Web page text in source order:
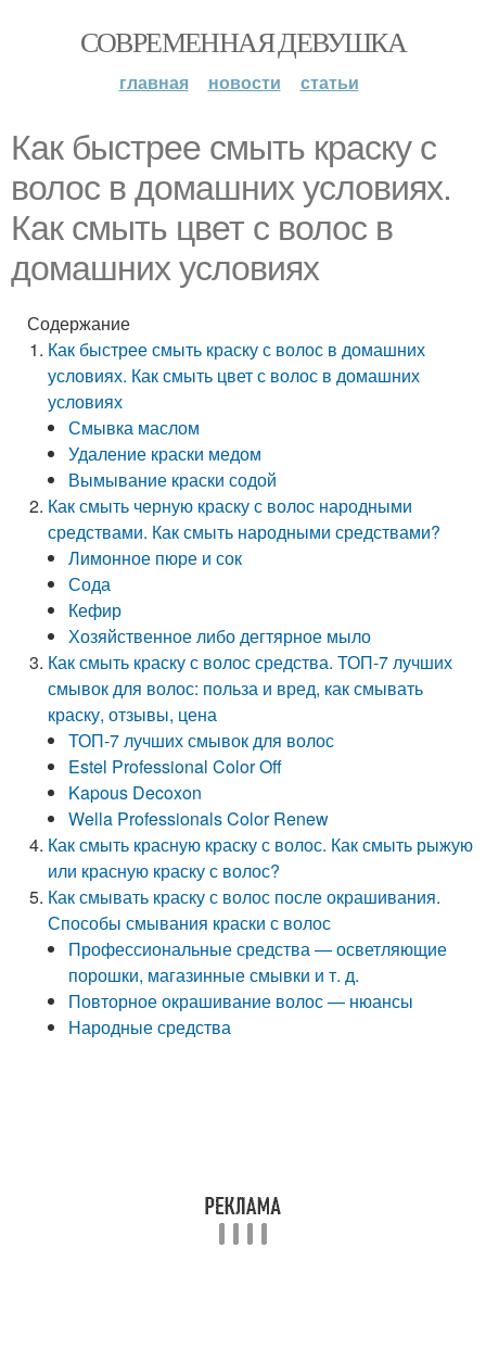
СОВРЕМЕННАЯ ДЕВУШКА
главная новости статьи
Как быстрее смыть краску с
волос в домашних условиях.
Как смыть цвет с волос в
домашних условиях
Содержание
Как быстрее смыть краску с волос в домашних
условиях. Как смыть цвет с волос в домашних
условиях
Смывка маслом
Удаление краски медом
Вымывание краски содой
Как смыть черную краску с волос народными
средствами. Как смыть народными средствами?
Лимонное пюре и сок
Сода
Кефир
Хозяйственное либо дегтярное мыло
Как смыть краску с волос средства. ТОП-7 лучших
смывок для волос: польза и вред, как смывать
краску, отзывы, цена
ТОП-7 лучших смывок для волос
Estel Professional Color Off
Kapous Decoxon
Wella Professionals Color Renew
Как смыть красную краску с волос. Как смыть рыжую
или красную краску с волос?
Как смывать краску с волос после окрашивания.
Способы смывания краски с волос
Профессиональные средства — осветляющие
порошки, магазинные смывки и т. д.
Повторное окрашивание волос — нюансы
Народные средства